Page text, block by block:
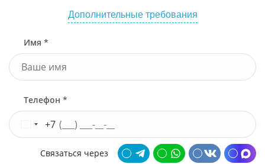
Дополнительные требования
Имя *
Телефон *
+7
Связаться через